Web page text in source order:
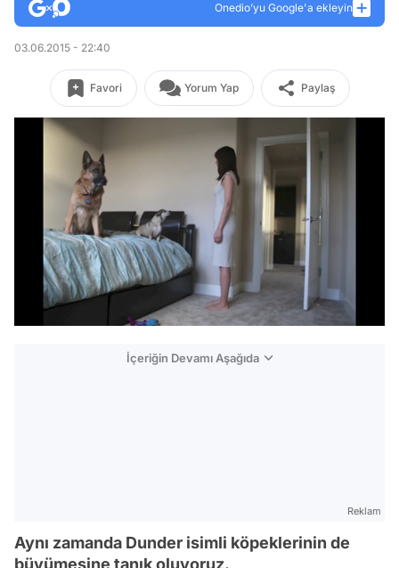
Onedio’yu Google'a ekleyin
03.06.2015 - 22:40
Favori Yorum Yap Paylaş
/
İçeriğin Devamı Aşağıda
Reklam
Aynı zamanda Dunder isimli köpeklerinin de
büyümesine tanık oluyoruz.